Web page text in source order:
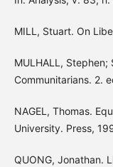
MILL, Stuart. On
MULHALL, Stephen;
Communitarians. 2.
NAGEL, Thomas.
University. Press,
QUONG, Jonathan.